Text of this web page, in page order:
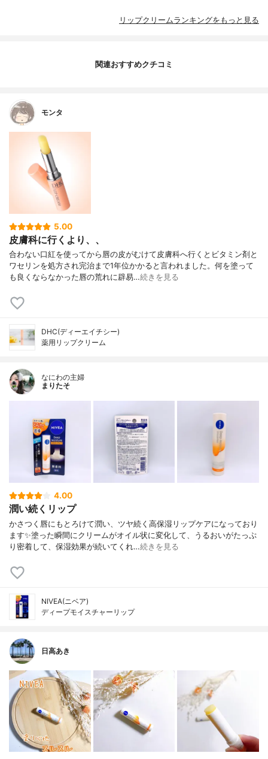
リップクリームランキングをもっと見る
関連おすすめクチコミ
モンタ
5.00
皮膚科に行くより、、
合わない口紅を使ってから唇の皮がむけて皮膚科へ行くとビタミン剤と
ワセリンを処方され完治まで1年位かかると言われました。何を塗って
も良くならなかった唇の荒れに辟易…続きを見る
DHC(ディーエイチシー)
薬用リップクリーム
なにわの主婦
まりたそ
4.00
潤い続くリップ
かさつく唇にもとろけて潤い、ツヤ続く高保湿リップケアになっており
ます✨塗った瞬間にクリームがオイル状に変化して、うるおいがたっぷ
り密着して、保湿効果が続いてくれ…続きを見る
NIVEA(ニベア)
ディープモイスチャーリップ
日高あき